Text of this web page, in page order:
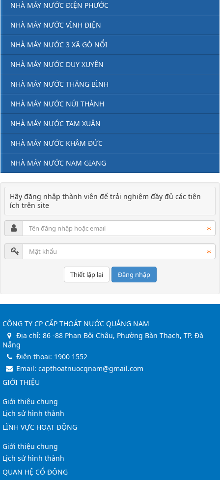
NHÀ MÁY NƯỚC ĐIỆN PHƯỚC
NHÀ MÁY NƯỚC VĨNH ĐIỆN
NHÀ MÁY NƯỚC 3 XÃ GÒ NỔI
NHÀ MÁY NƯỚC DUY XUYÊN
NHÀ MÁY NƯỚC THĂNG BÌNH
NHÀ MÁY NƯỚC NÚI THÀNH
NHÀ MÁY NƯỚC TAM XUÂN
NHÀ MÁY NƯỚC KHÂM ĐỨC
NHÀ MÁY NƯỚC NAM GIANG
Hãy đăng nhập thành viên để trải nghiệm đầy đủ các tiện
ích trên site
Đăng nhập
CÔNG TY CP CẤP THOÁT NƯỚC QUẢNG NAM
Địa chỉ: 86 -88 Phan Bội Châu, Phường Bàn Thạch, TP. Đà
Nẵng
Điện thoại: 1900 1552
Email: capthoatnuocqnam@gmail.com
GIỚI THIỆU
Giới thiệu chung
Lịch sử hình thành
LĨNH VỰC HOẠT ĐỘNG
Giới thiệu chung
Lịch sử hình thành
QUAN HỆ CỔ ĐÔNG